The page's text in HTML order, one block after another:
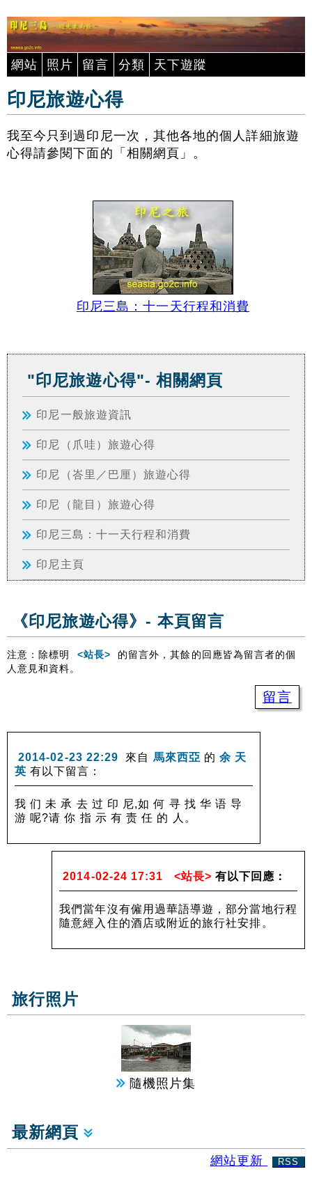
網站 照片 留言 分類 天下遊蹤
印尼旅遊心得
我至今只到過印尼一次，其他各地的個人詳細旅遊
心得請參閱下面的「相關網頁」。
印尼三島：十一天行程和消費
"印尼旅遊心得"- 相關網頁
印尼一般旅遊資訊
印尼（爪哇）旅遊心得
印尼（峇里／巴厘）旅遊心得
印尼（龍目）旅遊心得
印尼三島：十一天行程和消費
印尼主頁
《印尼旅遊心得》- 本頁留言
注意：除標明 <站長>
的留言外，其餘的回應皆為留言者的個
人意見和資料。
留言
2014-02-23 22:29 來自 馬來西亞 的 余 天
英 有以下留言：
我 们 未 承 去 过 印 尼,如 何 寻 找 华 语 导
游 呢?请 你 指 示 有 责 任 的 人。
2014-02-24 17:31 <站長> 有以下回應：
我們當年沒有僱用過華語導遊，部分當地行程
隨意經入住的酒店或附近的旅行社安排。
旅行照片
隨機照片集
最新網頁
網站更新 RSS